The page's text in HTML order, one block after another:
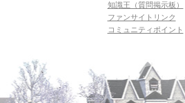
知識王（質問掲示板）
ファンサイトリンク
コミュニティポイント